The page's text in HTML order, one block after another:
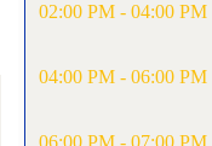
02:00 PM - 04:00 PM
04:00 PM - 06:00 PM
06:00 PM - 07:00 PM